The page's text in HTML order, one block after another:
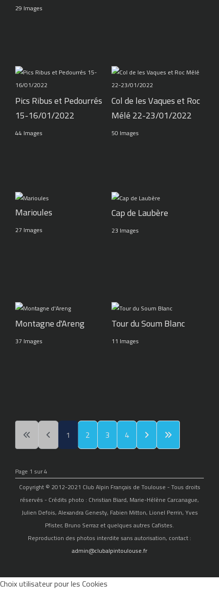
29 Images
Pics Ribus et Pedourrés
15-16/01/2022
44 Images
Col de les Vaques et Roc
Mélé 22-23/01/2022
50 Images
Marioules
27 Images
Cap de Laubère
23 Images
Montagne d'Areng
37 Images
Tour du Soum Blanc
11 Images
1 2 3 4
Page 1 sur 4
Copyright © 2012-2021 Club Alpin Français de Toulouse - Tous droits
réservés - Crédits photo : Christian Biard, Marie-Hélène Carcanague,
Julien Defois, Alexandra Genesty, Fabien Mitton, Lionel Perrin, Yves
Pfister, Bruno Serraz et quelques autres Cafistes.
Reproduction des photos interdite sans autorisation, contact :
admin@clubalpintoulouse.fr
Choix utilisateur pour les Cookies